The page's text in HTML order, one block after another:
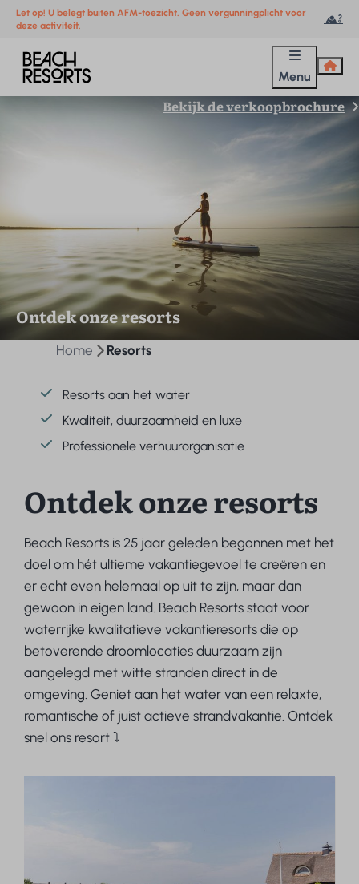
Let op! U belegt buiten AFM-toezicht. Geen vergunningplicht voor
deze activiteit.
Menu
Ontdek onze resorts
Bekijk de verkoopbrochure
Home Resorts
Resorts aan het water
Kwaliteit, duurzaamheid en luxe
Professionele verhuurorganisatie
Ontdek onze resorts
Beach Resorts is 25 jaar geleden begonnen met het
doel om hét ultieme vakantiegevoel te creëren en
er echt even helemaal op uit te zijn, maar dan
gewoon in eigen land. Beach Resorts staat voor
waterrijke kwalitatieve vakantieresorts die op
betoverende droomlocaties duurzaam zijn
aangelegd met witte stranden direct in de
omgeving. Geniet aan het water van een relaxte,
romantische of juist actieve strandvakantie. Ontdek
snel ons resort ⤵